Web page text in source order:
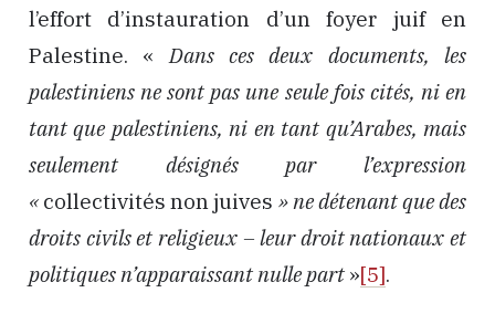
l’effort d’instauration d’un foyer juif en
Palestine. «Dans ces deux documents, les
palestiniens ne sont pas une seule fois cités, ni en
tant que palestiniens, ni en tant qu’Arabes, mais
seulement désignés par l’expression
« collectivités non juives » ne détenant que des
droits civils et religieux – leur droit nationaux et
politiques n’apparaissant nulle part »[5].